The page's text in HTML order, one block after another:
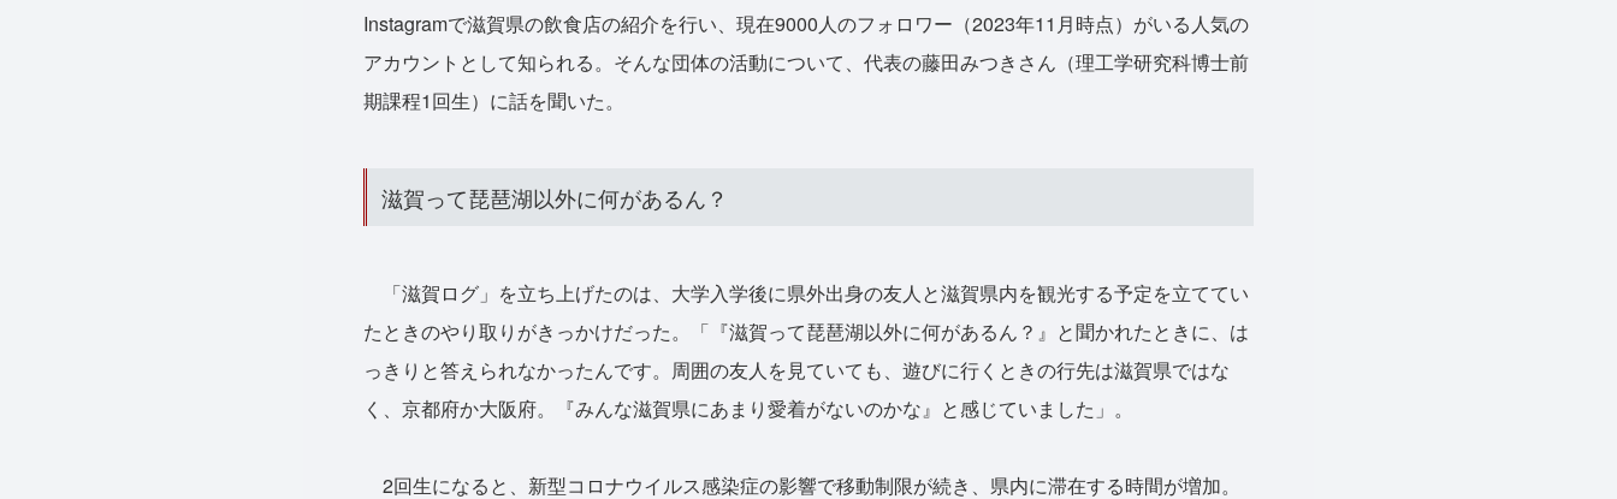
Instagramで滋賀県の飲食店の紹介を行い、現在9000人のフォロワー（2023年11月時点）がいる人気の
アカウントとして知られる。そんな団体の活動について、代表の藤田みつきさん（理工学研究科博士前
期課程1回生）に話を聞いた。
滋賀って琵琶湖以外に何があるん？
「滋賀ログ」を立ち上げたのは、大学入学後に県外出身の友人と滋賀県内を観光する予定を立ててい
たときのやり取りがきっかけだった。「『滋賀って琵琶湖以外に何があるん？』と聞かれたときに、は
っきりと答えられなかったんです。周囲の友人を見ていても、遊びに行くときの行先は滋賀県ではな
く、京都府か大阪府。『みんな滋賀県にあまり愛着がないのかな』と感じていました」。
2回生になると、新型コロナウイルス感染症の影響で移動制限が続き、県内に滞在する時間が増加。